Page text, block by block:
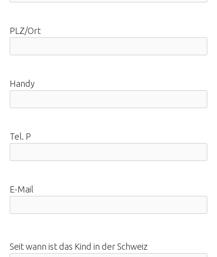
PLZ/Ort
Handy
Tel. P
E-Mail
Seit wann ist das Kind in der Schweiz